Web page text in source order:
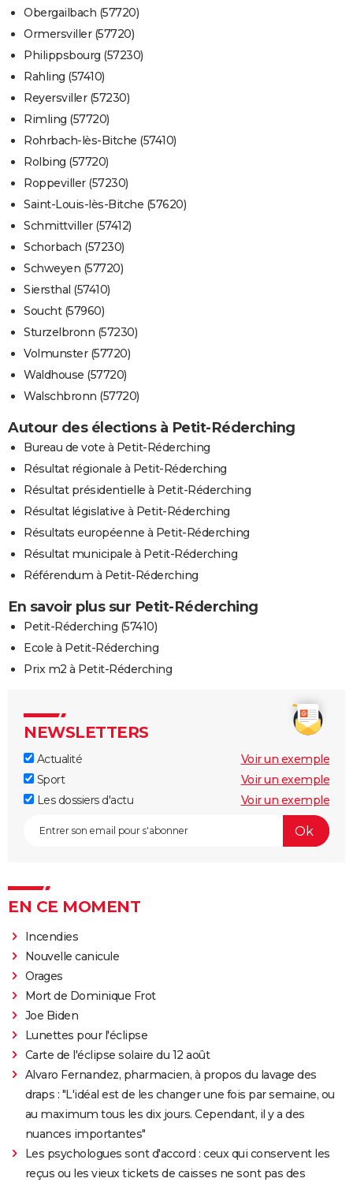
Obergailbach (57720)
Ormersviller (57720)
Philippsbourg (57230)
Rahling (57410)
Reyersviller (57230)
Rimling (57720)
Rohrbach-lès-Bitche (57410)
Rolbing (57720)
Roppeviller (57230)
Saint-Louis-lès-Bitche (57620)
Schmittviller (57412)
Schorbach (57230)
Schweyen (57720)
Siersthal (57410)
Soucht (57960)
Sturzelbronn (57230)
Volmunster (57720)
Waldhouse (57720)
Walschbronn (57720)
Autour des élections à Petit-Réderching
Bureau de vote à Petit-Réderching
Résultat régionale à Petit-Réderching
Résultat présidentielle à Petit-Réderching
Résultat législative à Petit-Réderching
Résultats européenne à Petit-Réderching
Résultat municipale à Petit-Réderching
Référendum à Petit-Réderching
En savoir plus sur Petit-Réderching
Petit-Réderching (57410)
Ecole à Petit-Réderching
Prix m2 à Petit-Réderching
NEWSLETTERS
Actualité
Voir un exemple
Sport
Voir un exemple
Les dossiers d'actu
Voir un exemple
EN CE MOMENT
Incendies
Nouvelle canicule
Orages
Mort de Dominique Frot
Joe Biden
Lunettes pour l'éclipse
Carte de l'éclipse solaire du 12 août
Alvaro Fernandez, pharmacien, à propos du lavage des
draps : "L'idéal est de les changer une fois par semaine, ou
au maximum tous les dix jours. Cependant, il y a des
nuances importantes"
Les psychologues sont d'accord : ceux qui conservent les
reçus ou les vieux tickets de caisses ne sont pas des